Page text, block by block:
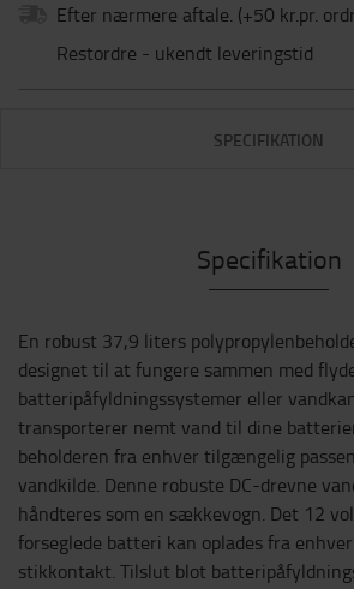
Efter nærmere aftale. (+50 kr.pr.
Restordre - ukendt leveringstid
SPECIFIKATION
Specifikation
En robust 37,9 liters
designet til at fungere sammen med
batteripåfyldningssystemer eller
transporterer nemt vand til dine
beholderen fra enhver tilgængelig
vandkilde. Denne robuste DC-drevne
håndteres som en sækkevogn. Det 12
forseglede batteri kan oplades fra enhver
stikkontakt. Tilslut blot